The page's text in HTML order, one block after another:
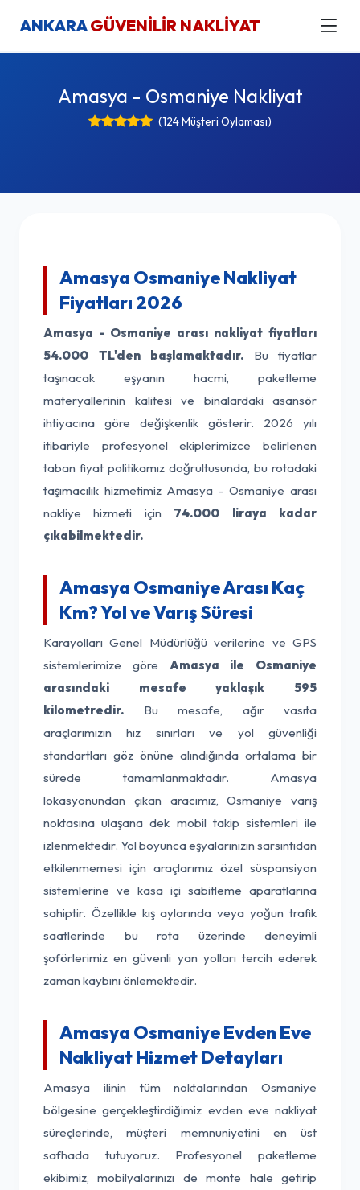
ANKARAGÜVENİLİR NAKLİYAT
Amasya - Osmaniye Nakliyat
(124 Müşteri Oylaması)
Amasya Osmaniye Nakliyat
Fiyatları 2026
Amasya - Osmaniye arası nakliyat fiyatları
54.000 TL'den başlamaktadır. Bu fiyatlar
taşınacak eşyanın hacmi, paketleme
materyallerinin kalitesi ve binalardaki asansör
ihtiyacına göre değişkenlik gösterir. 2026 yılı
itibariyle profesyonel ekiplerimizce belirlenen
taban fiyat politikamız doğrultusunda, bu rotadaki
taşımacılık hizmetimiz Amasya - Osmaniye arası
nakliye hizmeti için 74.000 liraya kadar
çıkabilmektedir.
Amasya Osmaniye Arası Kaç
Km? Yol ve Varış Süresi
Karayolları Genel Müdürlüğü verilerine ve GPS
sistemlerimize göre Amasya ile Osmaniye
arasındaki mesafe yaklaşık 595
kilometredir. Bu mesafe, ağır vasıta
araçlarımızın hız sınırları ve yol güvenliği
standartları göz önüne alındığında ortalama bir
sürede tamamlanmaktadır. Amasya
lokasyonundan çıkan aracımız, Osmaniye varış
noktasına ulaşana dek mobil takip sistemleri ile
izlenmektedir. Yol boyunca eşyalarınızın sarsıntıdan
etkilenmemesi için araçlarımız özel süspansiyon
sistemlerine ve kasa içi sabitleme aparatlarına
sahiptir. Özellikle kış aylarında veya yoğun trafik
saatlerinde bu rota üzerinde deneyimli
şoförlerimiz en güvenli yan yolları tercih ederek
zaman kaybını önlemektedir.
Amasya Osmaniye Evden Eve
Nakliyat Hizmet Detayları
Amasya ilinin tüm noktalarından Osmaniye
bölgesine gerçekleştirdiğimiz evden eve nakliyat
süreçlerinde, müşteri memnuniyetini en üst
safhada tutuyoruz. Profesyonel paketleme
ekibimiz, mobilyalarınızı de monte hale getirip